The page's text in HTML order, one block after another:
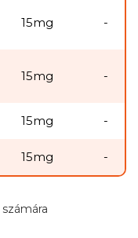
15mg -
15mg -
15mg -
15mg -